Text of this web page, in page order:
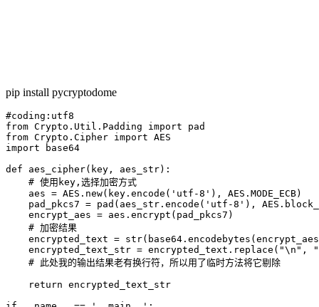
pip install pycryptodome
#coding:utf8
from Crypto.Util.Padding import pad
from Crypto.Cipher import AES
import base64
def aes_cipher(key, aes_str):
    # 使用key,选择加密方式
    aes = AES.new(key.encode('utf-8'), AES.MODE_ECB)
pad_pkcs7 = pad(aes_str.encode('utf-8'),
    encrypt_aes = aes.encrypt(pad_pkcs7)
    # 加密结果
encrypted_text =
encrypted_text_str = encrypted_text.replace("\n",
    # 此处我的输出结果老有换行符，所以用了临时方法将它剔除
    return encrypted_text_str